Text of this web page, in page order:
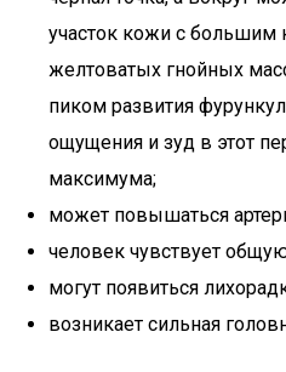
участок кожи с большим
желтоватых гнойных
пиком развития
ощущения и зуд в этот
максимума;
может повышаться
человек чувствует
могут появиться
возникает сильная